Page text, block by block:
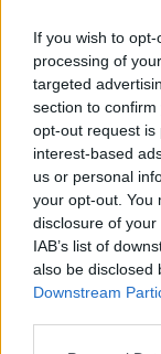
If you wish to
processing of
targeted
section to
opt-out request is
interest-based
us or personal
your opt-out. You
disclosure of
IAB’s list of
also be disclosed
Downstream
Escrivá
junto a
acabar